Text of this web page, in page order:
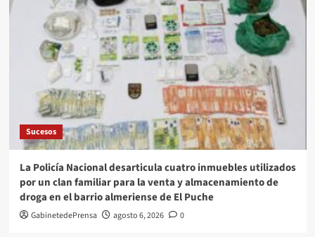
Sucesos
La Policía Nacional desarticula cuatro inmuebles utilizados
por un clan familiar para la venta y almacenamiento de
droga en el barrio almeriense de El Puche
GabinetedePrensa agosto 6, 2026 0